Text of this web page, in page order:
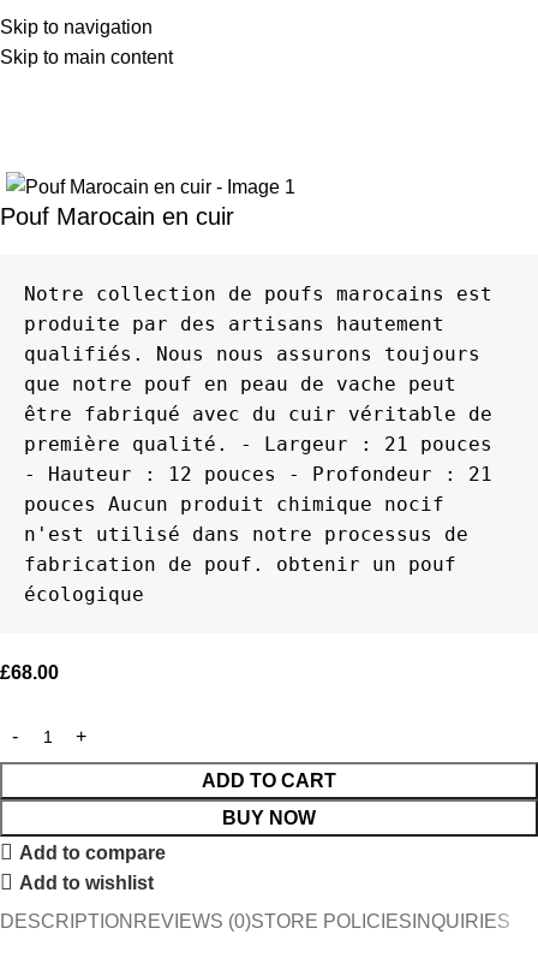
Skip to navigation
Skip to main content
Pouf Marocain en cuir
Notre collection de poufs marocains est
produite par des artisans hautement
qualifiés. Nous nous assurons toujours
que notre pouf en peau de vache peut
être fabriqué avec du cuir véritable de
première qualité. - Largeur : 21 pouces
- Hauteur : 12 pouces - Profondeur : 21
pouces Aucun produit chimique nocif
n'est utilisé dans notre processus de
fabrication de pouf. obtenir un pouf
écologique
£68.00
ADD TO CART
BUY NOW
Add to compare
Add to wishlist
DESCRIPTION REVIEWS (0)STORE POLICIES INQUIRIES